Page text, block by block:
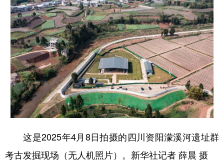
多语种频道
English Español Français عربى
Русский язык 日本語 한국어
Deutsch Português
这是2025年4月8日拍摄的四川资阳濛溪河遗址群
考古发掘现场（无人机照片）。新华社记者 薛晨 摄